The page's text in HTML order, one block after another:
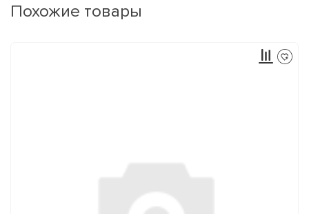
Похожие товары